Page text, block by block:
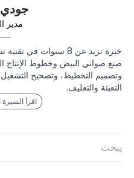
مدير
خبرة تزيد عن 8 سنوات
صنع صواني البيض وخطوط الإنتاج
التعبئة والتغليف.
اقرأ السيرة